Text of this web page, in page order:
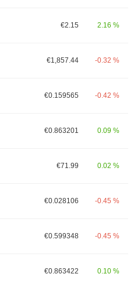
€2.15 2.16 %
€1,857.44 -0.32 %
€0.159565 -0.42 %
€0.863201 0.09 %
€71.99 0.02 %
€0.028106 -0.45 %
€0.599348 -0.45 %
€0.863422 0.10 %